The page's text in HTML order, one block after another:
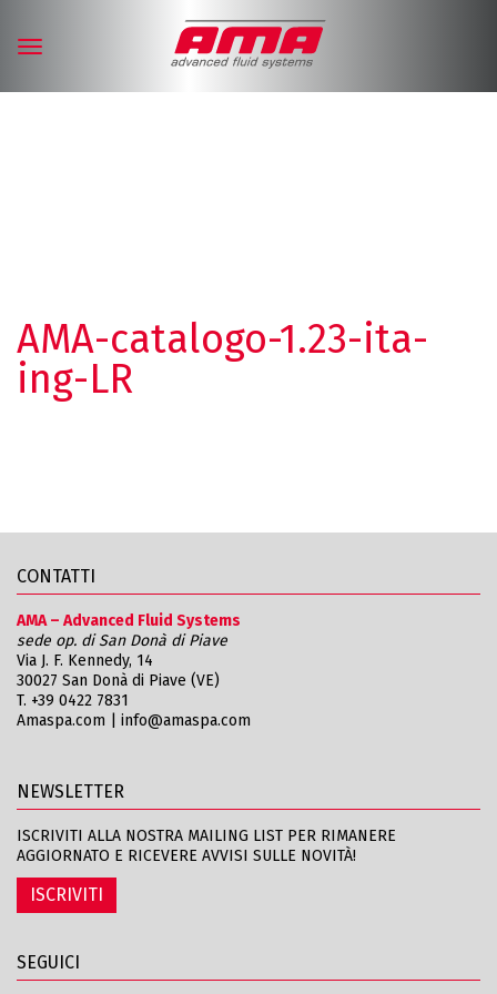
Toggle
AMA-catalogo-1.23-ita-
ing-LR
CONTATTI
AMA – Advanced Fluid Systems
sede op. di San Donà di Piave
Via J. F. Kennedy, 14
30027 San Donà di Piave (VE)
T. +39 0422 7831
Amaspa.com
info@amaspa.com
NEWSLETTER
ISCRIVITI ALLA NOSTRA MAILING LIST PER RIMANERE
AGGIORNATO E RICEVERE AVVISI SULLE NOVITÀ!
ISCRIVITI
SEGUICI